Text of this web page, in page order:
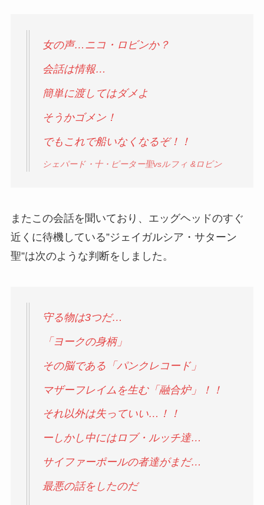
女の声…ニコ・ロビンか？
会話は情報…
簡単に渡してはダメよ
そうかゴメン！
でもこれで船いなくなるぞ！！
シェパード・十・ピーター聖vsルフィ &ロビン
またこの会話を聞いており、エッグヘッドのすぐ
近くに待機している”ジェイガルシア・サターン
聖”は次のような判断をしました。
守る物は3つだ…
「ヨークの身柄」
その脳である「パンクレコード」
マザーフレイムを生む「融合炉」！！
それ以外は失っていい…！！
ーしかし中にはロブ・ルッチ達…
サイファーポールの者達がまだ…
最悪の話をしたのだ